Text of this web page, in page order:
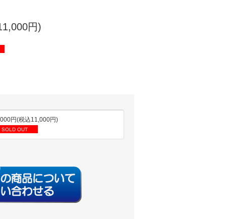
円)
円(税込11,000円)
SOLD OUT